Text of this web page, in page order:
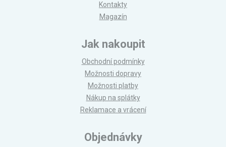
Kontakty
Magazín
Jak nakoupit
Obchodní podmínky
Možnosti dopravy
Možnosti platby
Nákup na splátky
Reklamace a vrácení
Objednávky